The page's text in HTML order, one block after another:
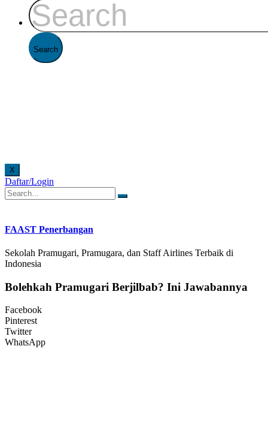
X
Daftar/Login
FAAST Penerbangan
Sekolah Pramugari, Pramugara, dan Staff Airlines Terbaik di
Indonesia
Bolehkah Pramugari Berjilbab? Ini Jawabannya
Facebook
Pinterest
Twitter
WhatsApp